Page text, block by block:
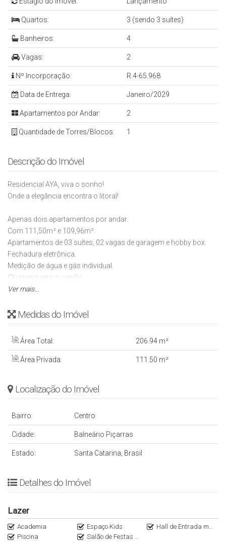
Quartos: 3 (sendo 3 suítes)
Banheiros: 4
Vagas: 2
Nº Incorporação: R.4-65.968
Data de Entrega: Janeiro/2029
Apartamentos por Andar: 2
Quantidade de Torres/Blocos: 1
Descrição do Imóvel
Residencial AYA, viva o sonho!
Onde a elegância encontra o litoral!
Apenas dois apartamentos por andar.
Com 111,50m² e 109,96m².
Apartamentos de 03 suítes, 02 vagas de garagem e hobby box.
Fechadura eletrônica.
Medição de água e gás individual.
Churrasqueira a carvão.
Veneziana automatizada
Rebaixo em gesso com cortineiro
Porcelanato nas áreas sociais e laminado na área íntima.
academia, serão entregues mobiliadas e equipadas.
Ver mais...
Medidas do Imóvel
Área Total: 206.94 m²
Área Privada: 111 .50 m²
Localização do Imóvel
Bairro: Centro
Cidade: Balneário Piçarras
Estado: Santa Catarina, Brasil
Detalhes do Imóvel
Lazer
Academia Espaço Kids
Hall de Entrada mobiliado
Piscina
Salão de Festas mobiliado